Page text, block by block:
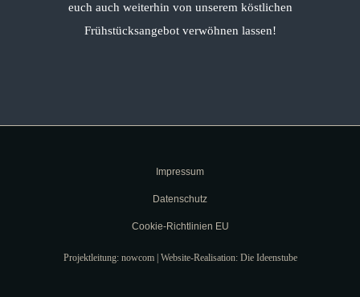
euch auch weiterhin von unserem köstlichen
Frühstücksangebot verwöhnen lassen!
Impressum
Datenschutz
Cookie-Richtlinien EU
Projektleitung: nowcom | Website-Realisation: Die Ideenstube